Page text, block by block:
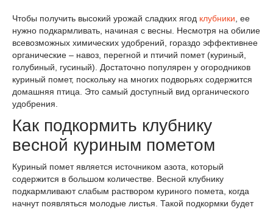
Чтобы получить высокий урожай сладких ягод клубники , ее
нужно подкармливать, начиная с весны. Несмотря на обилие
всевозможных химических удобрений, гораздо эффективнее
органические – навоз, перегной и птичий помет (куриный,
голубиный, гусиный). Достаточно популярен у огородников
куриный помет, поскольку на многих подворьях содержится
домашняя птица. Это самый доступный вид органического
удобрения.
Как подкормить клубнику
весной куриным пометом
Куриный помет является источником азота, который
содержится в большом количестве. Весной клубнику
подкармливают слабым раствором куриного помета, когда
начнут появляться молодые листья. Такой подкормки будет